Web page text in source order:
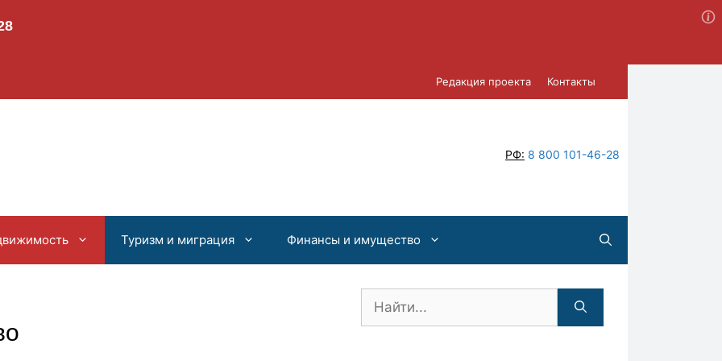
Редакция проекта Контакты
РФ: 8 800 101-46-28
Туризм и миграция Финансы и имущество
Поиск: